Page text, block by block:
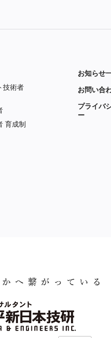
技術者
育成制
お知らせ
お問い合
プライバ
ー